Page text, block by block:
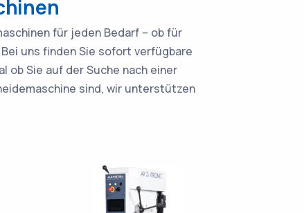
für jeden Bedarf – ob für
uns finden Sie sofort verfügbare
ob Sie auf der Suche nach einer
sind, wir unterstützen